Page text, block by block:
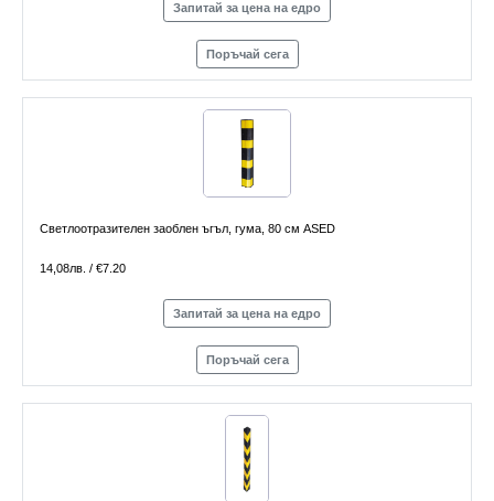
Запитай за цена на едро
Поръчай сега
Светлоотразителен заоблен ъгъл, гума, 80 см ASED
14,08лв. / €7.20
Запитай за цена на едро
Поръчай сега